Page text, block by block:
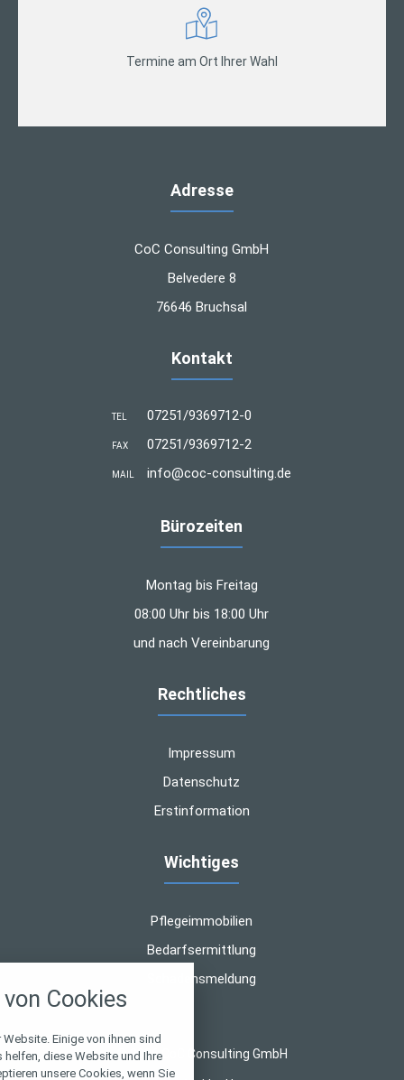
Termine am Ort Ihrer Wahl
Adresse
CoC Consulting GmbH
Belvedere 8
76646 Bruchsal
Kontakt
TEL 07251/9369712-0
FAX 07251/9369712-2
MAIL info@coc-consulting.de
Bürozeiten
Montag bis Freitag
08:00 Uhr bis 18:00 Uhr
und nach Vereinbarung
Rechtliches
Impressum
Datenschutz
Erstinformation
Wichtiges
Pflegeimmobilien
Bedarfsermittlung
Schadensmeldung
© 2026 CoC Consulting GmbH
Cookies
Einige von ihnen sind
diese Website und Ihre
unsere Cookies, wenn Sie
alle verwendeten Cookies und
zu blockieren.
Notwendig